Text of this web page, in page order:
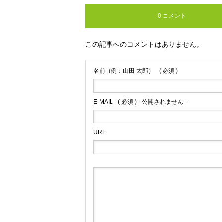
0 コメント
この記事へのコメントはありません。
名前（例：山田 太郎） ( 必須 )
E-MAIL ( 必須 ) - 公開されません -
URL